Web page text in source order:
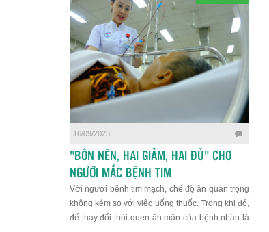
16/09/2023
"BỐN NÊN, HAI GIẢM, HAI ĐỦ" CHO
NGƯỜI MẮC BỆNH TIM
Với người bệnh tim mạch, chế độ ăn quan trọng
không kém so với việc uống thuốc. Trong khi đó,
để thay đổi thói quen ăn mặn của bệnh nhân là